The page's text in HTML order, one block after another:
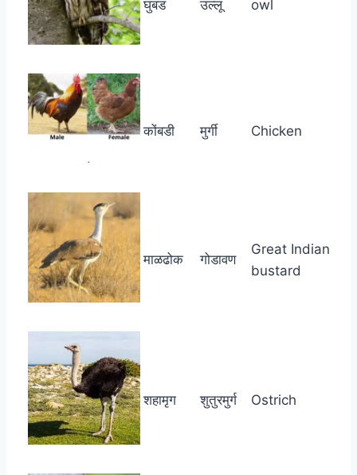
घुबड उल्लू owl
कोंबडी मुर्गी Chicken
माळढोक गोडावण
Great Indian
bustard
शहामृग शुतुरमुर्ग Ostrich